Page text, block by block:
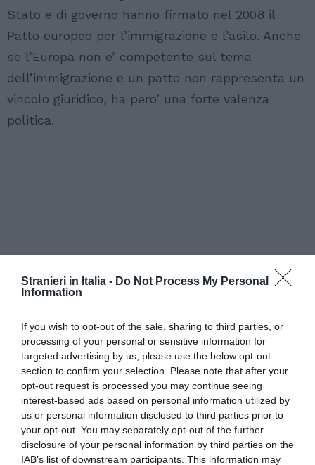
Stranieri in Italia - Do Not Process My Personal
Information
If you wish to opt-out of the sale, sharing to third parties, or
processing of your personal or sensitive information for
targeted advertising by us, please use the below opt-out
section to confirm your selection. Please note that after your
opt-out request is processed you may continue seeing
interest-based ads based on personal information utilized by
us or personal information disclosed to third parties prior to
your opt-out. You may separately opt-out of the further
disclosure of your personal information by third parties on the
IAB’s list of downstream participants. This information may
Stato e di governo hanno firmato nel 2008 il
Patto europeo per l’immigrazione e l’asilo. Anche
se l’Europa non e’ competente sul tema
dell’immigrazione e un patto non rappresenta un
vincolo giuridico, ha pero’ una forte valenza
politica.